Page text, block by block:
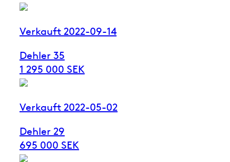
Verkauft 2022-09-14
Dehler 35
1 295 000 SEK
Verkauft 2022-05-02
Dehler 29
695 000 SEK